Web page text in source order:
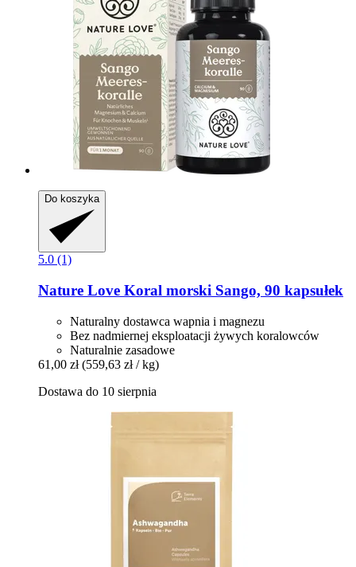
Do koszyka
5.0 (1)
Nature Love Koral morski Sango, 90 kapsułek
Naturalny dostawca wapnia i magnezu
Bez nadmiernej eksploatacji żywych koralowców
Naturalnie zasadowe
61,00 zł (559,63 zł / kg)
Dostawa do 10 sierpnia